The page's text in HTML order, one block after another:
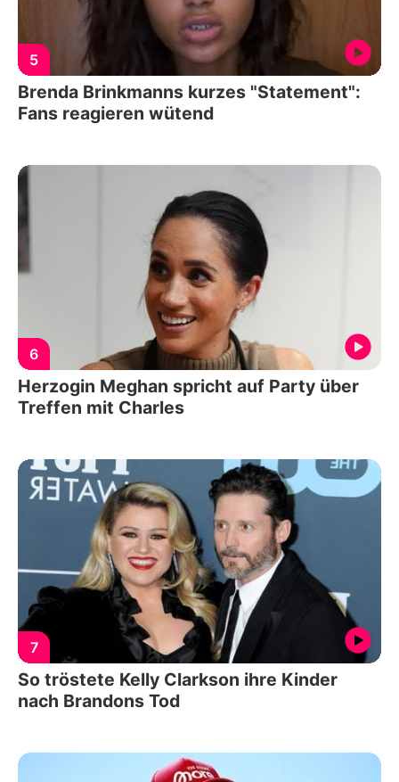
5
Brenda Brinkmanns kurzes "Statement":
Fans reagieren wütend
6
Herzogin Meghan spricht auf Party über
Treffen mit Charles
7
So tröstete Kelly Clarkson ihre Kinder
nach Brandons Tod